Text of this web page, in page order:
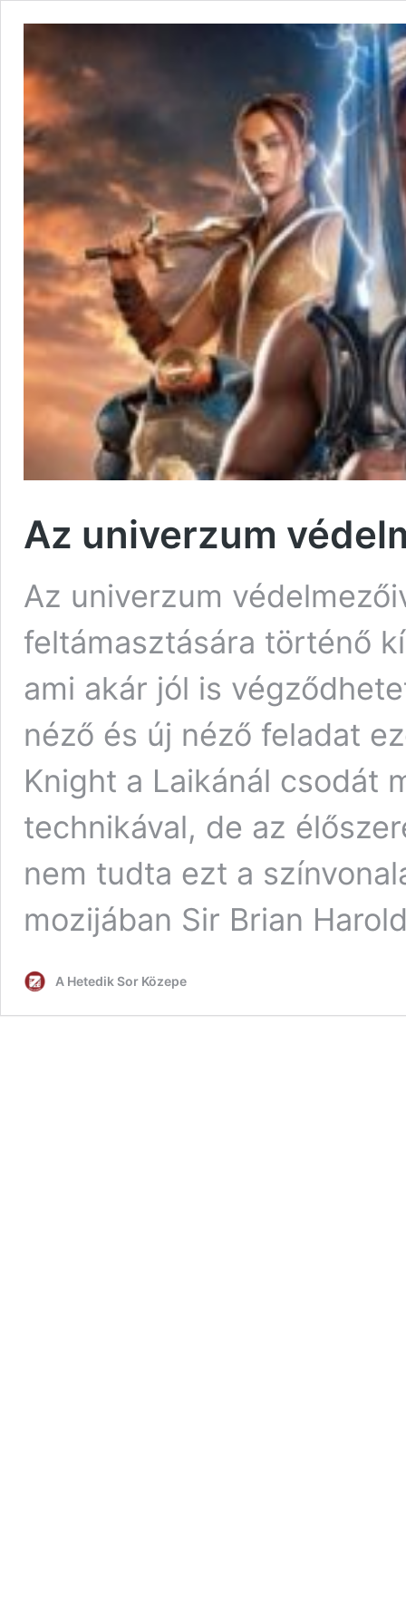
Az univerzum
Az univerzum
feltámasztására történő
ami akár jól is
néző és új néző feladat
Knight a Laikánál csodát
technikával, de az
nem tudta ezt a
mozijában Sir Brian
A Hetedik Sor Közepe